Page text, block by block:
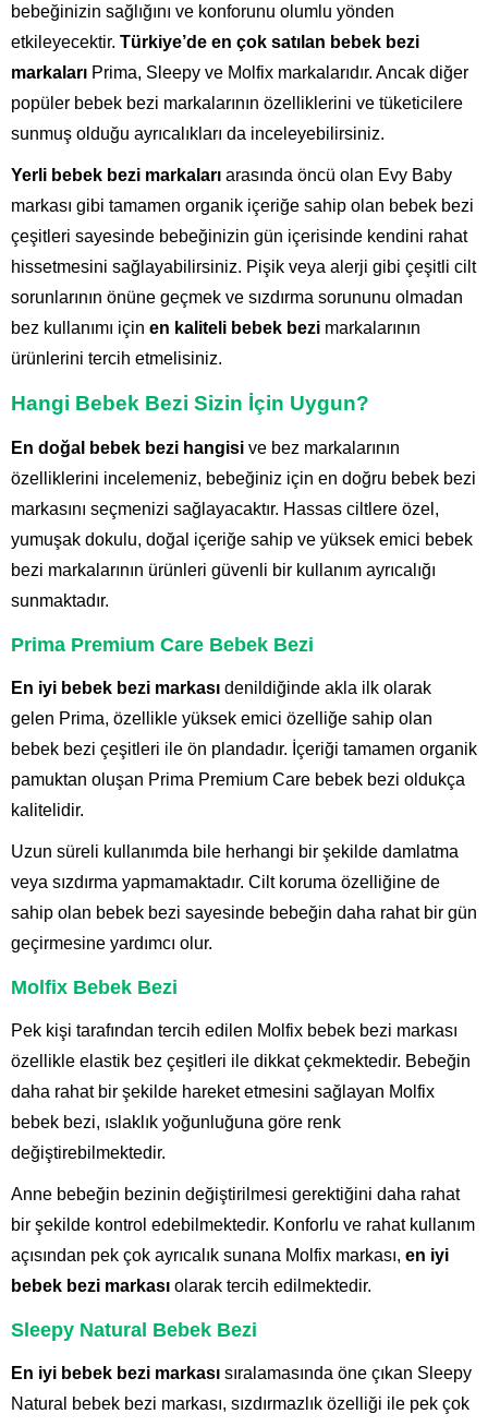
bebeğinizin sağlığını ve konforunu olumlu yönden
etkileyecektir. Türkiye’de en çok satılan bebek bezi
markaları Prima, Sleepy ve Molfix markalarıdır. Ancak diğer
popüler bebek bezi markalarının özelliklerini ve tüketicilere
sunmuş olduğu ayrıcalıkları da inceleyebilirsiniz.
Yerli bebek bezi markaları arasında öncü olan Evy Baby
markası gibi tamamen organik içeriğe sahip olan bebek bezi
çeşitleri sayesinde bebeğinizin gün içerisinde kendini rahat
hissetmesini sağlayabilirsiniz. Pişik veya alerji gibi çeşitli cilt
sorunlarının önüne geçmek ve sızdırma sorununu olmadan
bez kullanımı için en kaliteli bebek bezi markalarının
ürünlerini tercih etmelisiniz.
Hangi Bebek Bezi Sizin İçin Uygun?
En doğal bebek bezi hangisi ve bez markalarının
özelliklerini incelemeniz, bebeğiniz için en doğru bebek bezi
markasını seçmenizi sağlayacaktır. Hassas ciltlere özel,
yumuşak dokulu, doğal içeriğe sahip ve yüksek emici bebek
bezi markalarının ürünleri güvenli bir kullanım ayrıcalığı
sunmaktadır.
Prima Premium Care Bebek Bezi
En iyi bebek bezi markası denildiğinde akla ilk olarak
gelen Prima, özellikle yüksek emici özelliğe sahip olan
bebek bezi çeşitleri ile ön plandadır. İçeriği tamamen organik
pamuktan oluşan Prima Premium Care bebek bezi oldukça
kalitelidir.
Uzun süreli kullanımda bile herhangi bir şekilde damlatma
veya sızdırma yapmamaktadır. Cilt koruma özelliğine de
sahip olan bebek bezi sayesinde bebeğin daha rahat bir gün
geçirmesine yardımcı olur.
Molfix Bebek Bezi
Pek kişi tarafından tercih edilen Molfix bebek bezi markası
özellikle elastik bez çeşitleri ile dikkat çekmektedir. Bebeğin
daha rahat bir şekilde hareket etmesini sağlayan Molfix
bebek bezi, ıslaklık yoğunluğuna göre renk
değiştirebilmektedir.
Anne bebeğin bezinin değiştirilmesi gerektiğini daha rahat
bir şekilde kontrol edebilmektedir. Konforlu ve rahat kullanım
açısından pek çok ayrıcalık sunana Molfix markası, en iyi
bebek bezi markası olarak tercih edilmektedir.
Sleepy Natural Bebek Bezi
En iyi bebek bezi markası sıralamasında öne çıkan Sleepy
Natural bebek bezi markası, sızdırmazlık özelliği ile pek çok